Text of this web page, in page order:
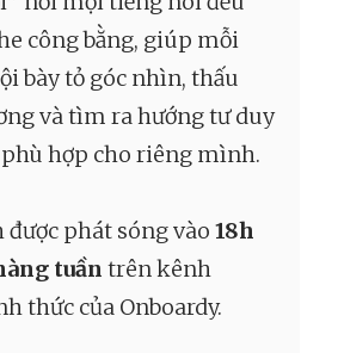
công bằng, giúp mỗi
bày tỏ góc nhìn, thấu
và tìm ra hướng tư duy
hợp cho riêng mình.
phát sóng vào 18h
tuần trên kênh
thức của Onboardy.